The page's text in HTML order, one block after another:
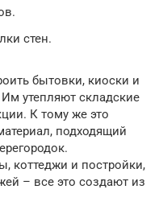
стен.
бытовки, киоски и
утепляют складские
К тому же это
подходящий
коттеджи и постройки,
– все это создают из